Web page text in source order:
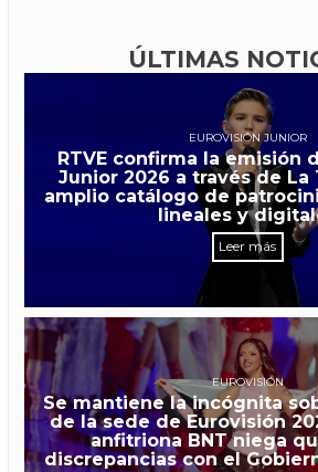
ÚLTIMAS
EUROVISIÓN JUNIOR
RTVE confirma la emisión
Junior 2026 a través de La
amplio catálogo de
lineales y
Leer más
EUROVISIÓN
Se mantiene la incógnita
de la sede de Eurovisión
anfitriona BNT niega
discrepancias con el